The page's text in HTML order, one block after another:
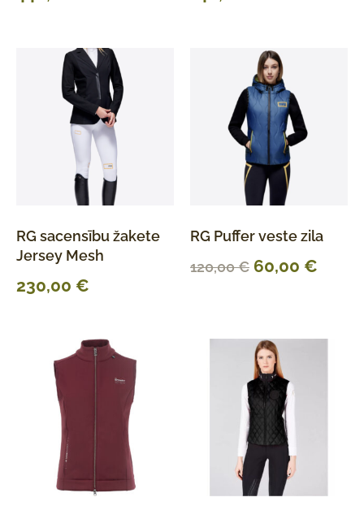
RG sacensību žakete
Jersey Mesh
230,00 €
RG Puffer veste zila
120,00€ 60,00 €